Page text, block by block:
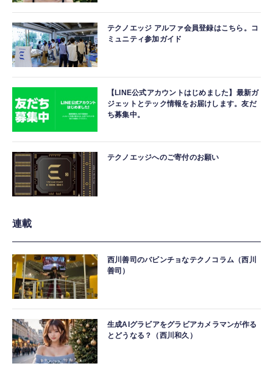
テクノエッジ アルファ会員登録はこちら。コ
ミュニティ参加ガイド
【LINE公式アカウントはじめました】最新ガ
ジェットとテック情報をお届けします。友だ
ち募集中。
テクノエッジへのご寄付のお願い
連載
西川善司のバビンチョなテクノコラム（西川
善司）
生成AIグラビアをグラビアカメラマンが作る
とどうなる？（西川和久）